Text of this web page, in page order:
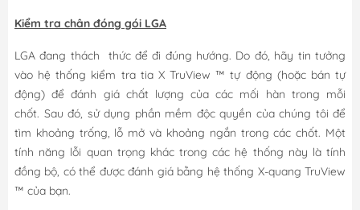
Kiểm tra chân đóng gói LGA
LGA đang thách thức để đi đúng hướng. Do đó, hãy tin tưởng
vào hệ thống kiểm tra tia X TruView ™ tự động (hoặc bán tự
động) để đánh giá chất lượng của các mối hàn trong mỗi
chốt. Sau đó, sử dụng phần mềm độc quyền của chúng tôi để
tìm khoảng trống, lỗ mở và khoảng ngắn trong các chốt. Một
tính năng lỗi quan trọng khác trong các hệ thống này là tính
đồng bộ, có thể được đánh giá bằng hệ thống X-quang TruView
™ của bạn.